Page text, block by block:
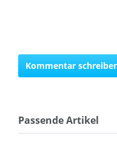
Kommentar
Passende Artikel